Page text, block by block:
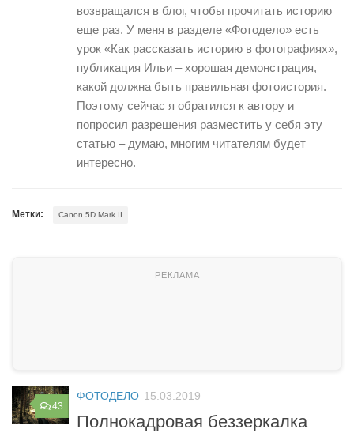
возвращался в блог, чтобы прочитать историю
еще раз. У меня в разделе «Фотодело» есть
урок «Как рассказать историю в фотографиях»,
публикация Ильи – хорошая демонстрация,
какой должна быть правильная фотоистория.
Поэтому сейчас я обратился к автору и
попросил разрешения разместить у себя эту
статью – думаю, многим читателям будет
интересно.
Метки: Canon 5D Mark II
43
ФОТОДЕЛО 15.03.2019
Полнокадровая беззеркалка